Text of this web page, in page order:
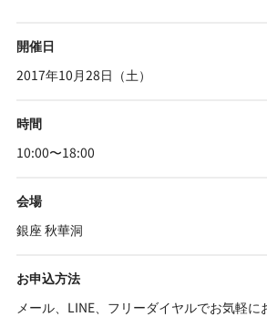
開催日
2017年10月28日（土）
時間
10:00〜18:00
会場
銀座 秋華洞
お申込方法
メール、LINE、フリーダイヤルでお気軽に